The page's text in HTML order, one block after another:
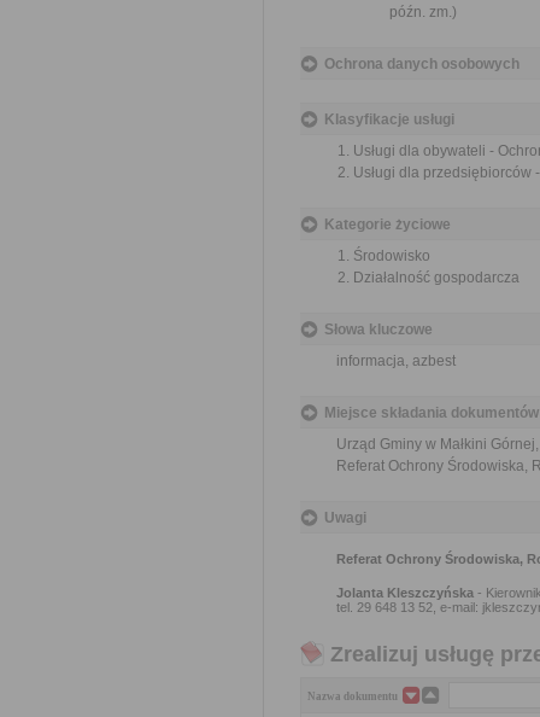
późn. zm.)
Ochrona danych osobowych
Klasyfikacje usługi
Usługi dla obywateli -
Usługi dla
Kategorie życiowe
Środowisko
Działalność gospodarcza
Słowa kluczowe
informacja, azbest
Miejsce składania dokumentów
Urząd Gminy w Małkini
Referat Ochrony Środowiska,
Uwagi
Referat Ochrony Środowiska,
Jolanta Kleszczyńska -
tel. 29 648 13 52, e-mail:
Zrealizuj usługę
Nazwa dokumentu